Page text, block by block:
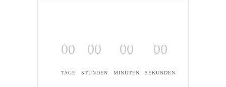
00
TAGE
00
STUNDEN
00
MINUTEN
00
SEKUNDEN